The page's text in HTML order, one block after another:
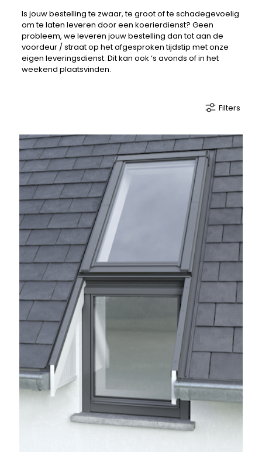
Is jouw bestelling te zwaar, te groot of te schadegevoelig
om te laten leveren door een koerierdienst? Geen
probleem, we leveren jouw bestelling dan tot aan de
voordeur / straat op het afgesproken tijdstip met onze
eigen leveringsdienst. Dit kan ook ‘s avonds of in het
weekend plaatsvinden.
Filters